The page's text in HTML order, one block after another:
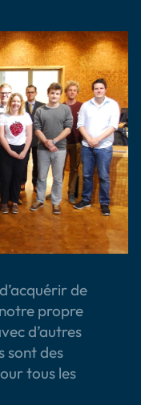
de
propre
d’autres
sont des
tous les